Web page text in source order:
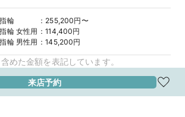
輪 ： 255,200円〜
輪 女性用 ：114,400円
輪 男性用 ：145,200円
めた金額を表記しています。
来店予約